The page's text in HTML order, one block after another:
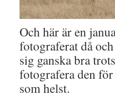
Och här är en
fotograferat då
sig ganska bra
fotografera den
som helst.